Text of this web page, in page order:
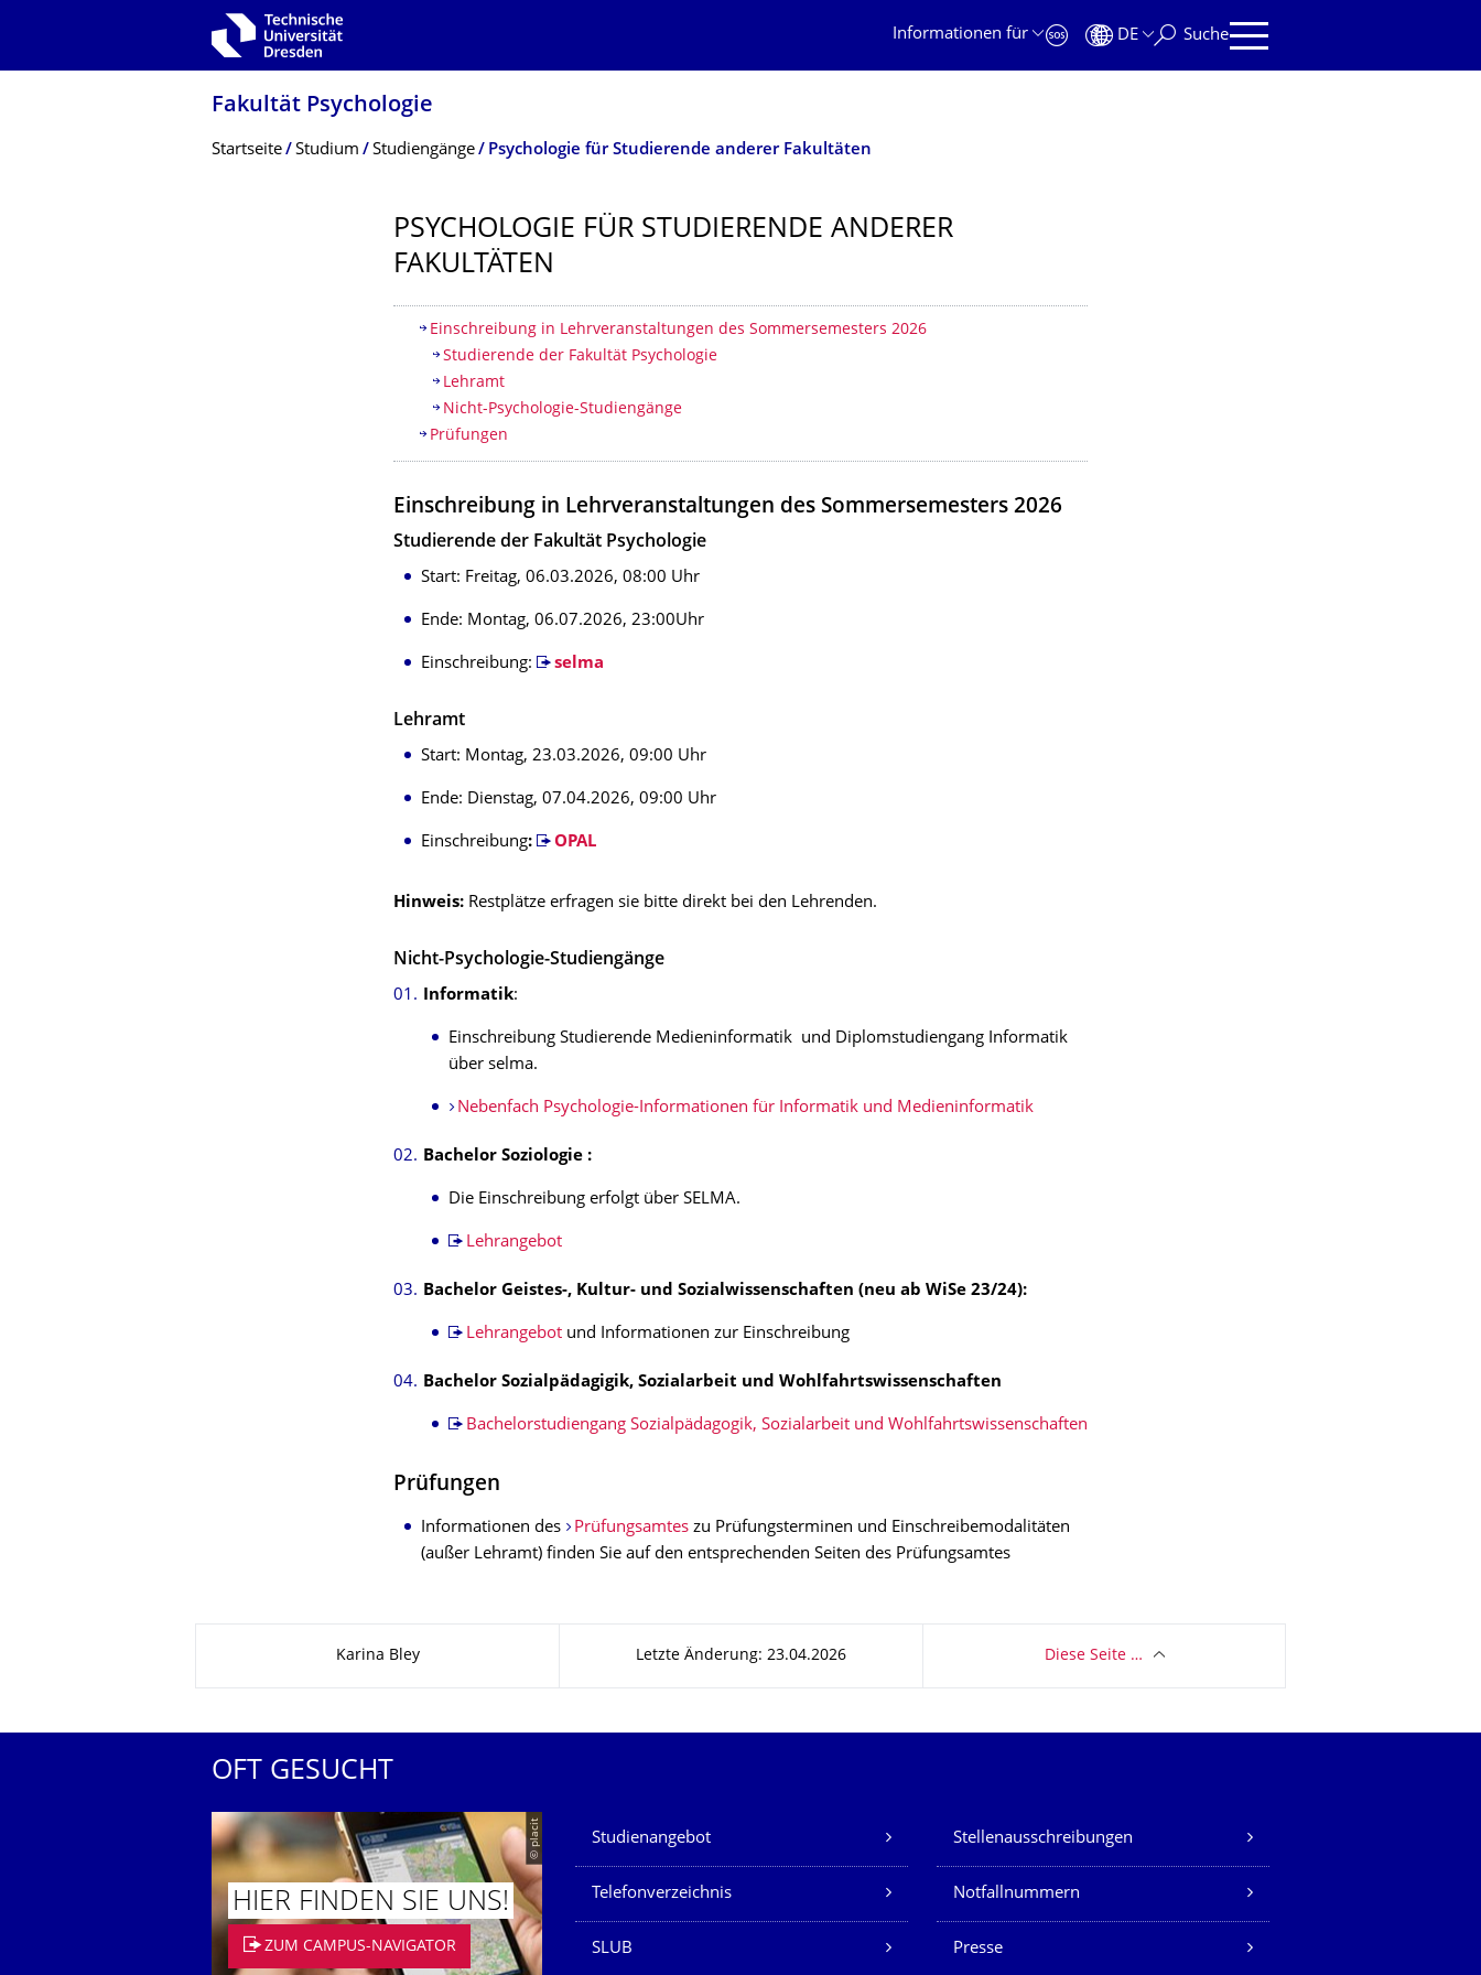
Zur Hauptnavigation springen
Informationen für
DE Suche
Fakultät Psychologie
Breadcrumb-Menü
Startseite Studium Studiengänge Psychologie für Studierende anderer Fakultäten
PSYCHOLOGIE FÜR STUDIERENDE ANDERER
FAKULTÄTEN
Inhaltsverzeichnis
Einschreibung in Lehrveranstaltungen des Sommersemesters 2026
Studierende der Fakultät Psychologie
Lehramt
Nicht-Psychologie-Studiengänge
Prüfungen
Einschreibung in Lehrveranstaltungen des Sommersemesters 2026
Studierende der Fakultät Psychologie
Start: Freitag, 06.03.2026, 08:00 Uhr
Ende: Montag, 06.07.2026, 23:00Uhr
Einschreibung: selma
Lehramt
Start: Montag, 23.03.2026, 09:00 Uhr
Ende: Dienstag, 07.04.2026, 09:00 Uhr
Einschreibung: OPAL
Hinweis: Restplätze erfragen sie bitte direkt bei den Lehrenden.
Nicht-Psychologie-Studiengänge
Informatik:
Einschreibung Studierende Medieninformatik und Diplomstudiengang Informatik
über selma.
Nebenfach Psychologie-Informationen für Informatik und Medieninformatik
Bachelor Soziologie :
Die Einschreibung erfolgt über SELMA.
Lehrangebot
Bachelor Geistes-, Kultur- und Sozialwissenschaften (neu ab WiSe 23/24):
Lehrangebot und Informationen zur Einschreibung
Bachelor Sozialpädagigik, Sozialarbeit und Wohlfahrtswissenschaften
Bachelorstudiengang Sozialpädagogik, Sozialarbeit und Wohlfahrtswissenschaften
Prüfungen
Informationen des Prüfungsamteszu Prüfungsterminen und Einschreibemodalitäten
(außer Lehramt) finden Sie auf den entsprechenden Seiten des Prüfungsamtes
Karina Bley Letzte Änderung: 23.04.2026 Diese Seite …
OFT GESUCHT
© placit
HIER FINDEN SIE UNS!
ZUM CAMPUS-NAVIGATOR
Unsere Dienste
Studienangebot Stellenausschreibungen
Telefonverzeichnis Notfallnummern
SLUB Presse